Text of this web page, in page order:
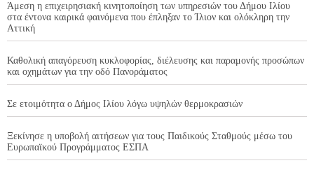
Άμεση η επιχειρησιακή κινητοποίηση των υπηρεσιών του Δήμου Ιλίου
στα έντονα καιρικά φαινόμενα που έπληξαν το Ίλιον και ολόκληρη την
Αττική
Καθολική απαγόρευση κυκλοφορίας, διέλευσης και παραμονής προσώπων
και οχημάτων για την οδό Πανοράματος
Σε ετοιμότητα ο Δήμος Ιλίου λόγω υψηλών θερμοκρασιών
Ξεκίνησε η υποβολή αιτήσεων για τους Παιδικούς Σταθμούς μέσω του
Ευρωπαϊκού Προγράμματος ΕΣΠΑ